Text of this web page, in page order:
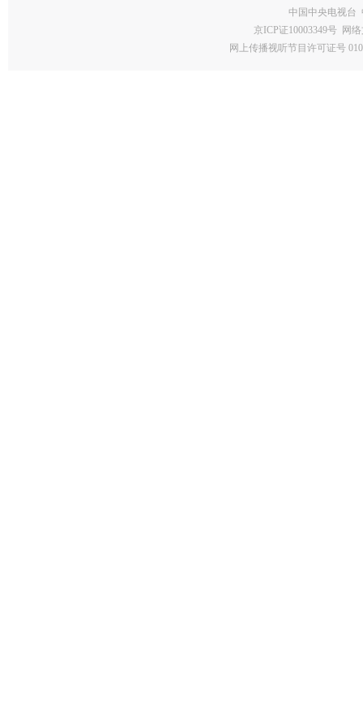
中国中央电视台
京ICP证10003349号 网
网上传播视听节目许可证号